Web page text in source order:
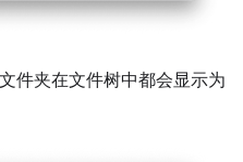
件夹在文件树中都会显示为